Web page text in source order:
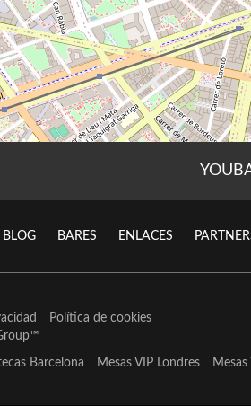
BLOG BARES ENLACES
Política de cookies
™
Barcelona Mesas VIP Londres